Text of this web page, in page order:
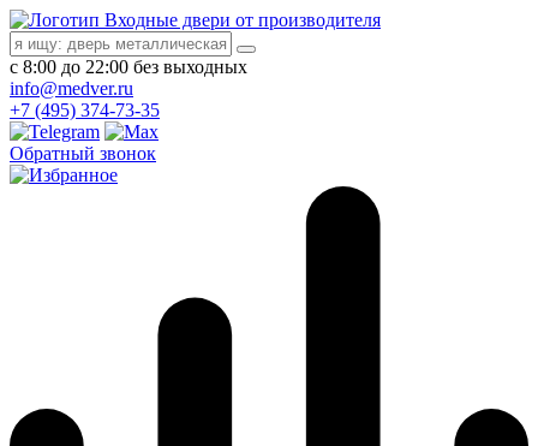
Входные двери от производителя
с 8:00 до 22:00 без выходных
info@medver.ru
+7 (495) 374-73-35
Обратный звонок